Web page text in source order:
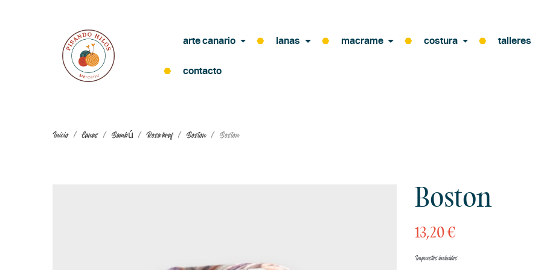
arte canario lanas macrame costura talleres
contacto
Inicio Lanas Bambú Rosa kraf Boston Boston
Boston
13,20 €
Impuestos incluidos